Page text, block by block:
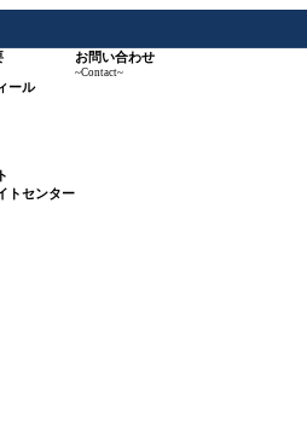
ール
トセンター
お問い合わせ
~Contact~